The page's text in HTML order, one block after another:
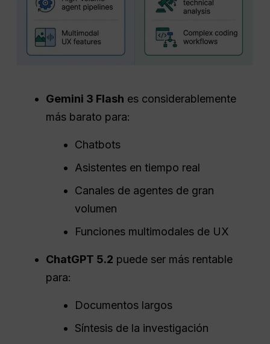
Gemini 3 Flash es considerablemente
más barato para:
Chatbots
Asistentes en tiempo real
Canales de agentes de gran
volumen
Funciones multimodales de UX
ChatGPT 5.2 puede ser más rentable
para:
Documentos largos
Síntesis de la investigación